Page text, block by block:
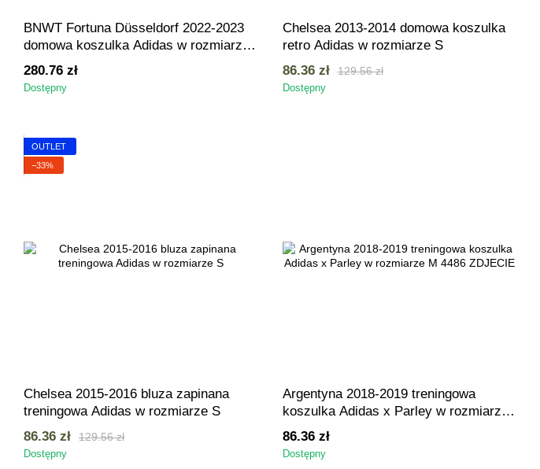
BNWT Fortuna Düsseldorf 2022-2023
domowa koszulka Adidas w rozmiarze
XL z Michałem Karbownikiem na
plecach
280.76 zł
Dostępny
Chelsea 2013-2014 domowa koszulka
retro Adidas w rozmiarze S
129.56 zł
86.36 zł
Dostępny
OUTLET
−33%
Chelsea 2015-2016 bluza zapinana
treningowa Adidas w rozmiarze S
129.56 zł
86.36 zł
Dostępny
Argentyna 2018-2019 treningowa
koszulka Adidas x Parley w rozmiarze
M
86.36 zł
Dostępny